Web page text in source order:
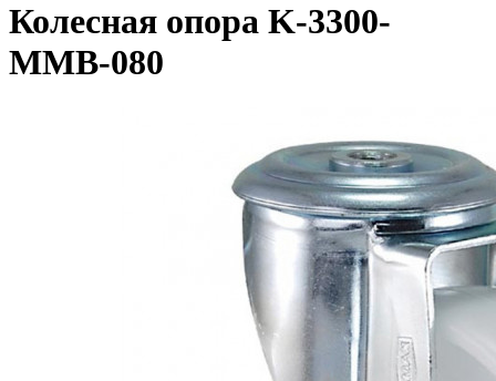
Колесная опора K-3300-
MMB-080